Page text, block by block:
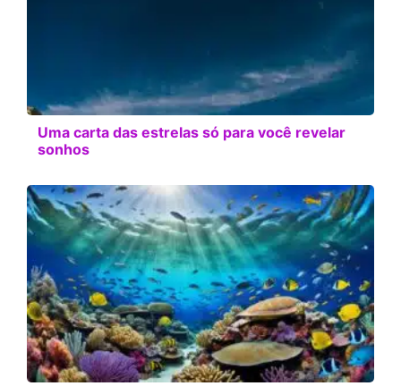
Uma carta das estrelas só para você revelar
sonhos